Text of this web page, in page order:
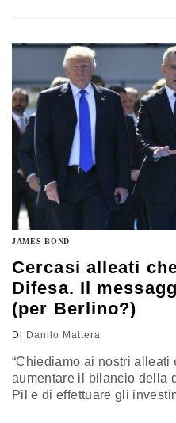
grado di assicurare la
battaglia. In questo…
JAMES BOND
Cercasi alleati
Difesa. Il
(per Berlino?)
Di Danilo Mattera
“Chiediamo ai nostri alleati
aumentare il bilancio della
Pil e di effettuare gli